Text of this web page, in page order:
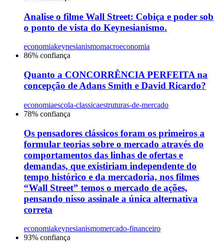
Analise o filme Wall Street: Cobiça e poder sob
o ponto de vista do Keynesianismo.
economiakeynesianismomacroeconomia
86% confiança
Quanto a CONCORRÊNCIA PERFEITA na
concepção de Adans Smith e David Ricardo?
economiaescola-classicaestruturas-de-mercado
78% confiança
Os pensadores clássicos foram os primeiros a
formular teorias sobre o mercado através do
comportamentos das linhas de ofertas e
demandas, que existiriam independente do
tempo histórico e da mercadoria, nos filmes
“Wall Street” temos o mercado de ações,
pensando nisso assinale a única alternativa
correta
economiakeynesianismomercado-financeiro
93% confiança